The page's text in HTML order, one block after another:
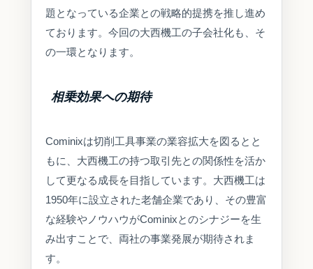
題となっている企業との戦略的提携を推し進め
ております。今回の大西機工の子会社化も、そ
の一環となります。
相乗効果への期待
Cominixは切削工具事業の業容拡大を図るとと
もに、大西機工の持つ取引先との関係性を活か
して更なる成長を目指しています。大西機工は
1950年に設立された老舗企業であり、その豊富
な経験やノウハウがCominixとのシナジーを生
み出すことで、両社の事業発展が期待されま
す。